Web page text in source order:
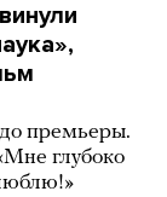
премьеры.
глубоко